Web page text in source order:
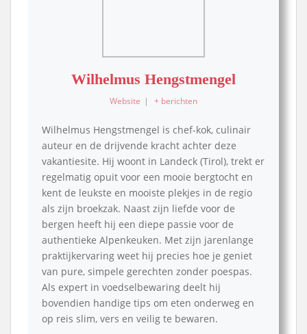
Wilhelmus Hengstmengel
Website | + berichten
Wilhelmus Hengstmengel is chef-kok, culinair
auteur en de drijvende kracht achter deze
vakantiesite. Hij woont in Landeck (Tirol), trekt er
regelmatig opuit voor een mooie bergtocht en
kent de leukste en mooiste plekjes in de regio
als zijn broekzak. Naast zijn liefde voor de
bergen heeft hij een diepe passie voor de
authentieke Alpenkeuken. Met zijn jarenlange
praktijkervaring weet hij precies hoe je geniet
van pure, simpele gerechten zonder poespas.
Als expert in voedselbewaring deelt hij
bovendien handige tips om eten onderweg en
op reis slim, vers en veilig te bewaren.